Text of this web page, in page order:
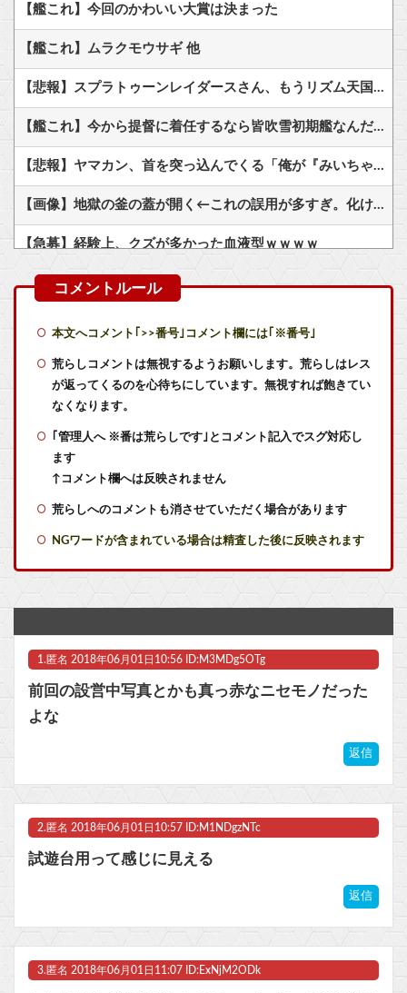
【艦これ】今回のかわいい大賞は決まった
【艦これ】ムラクモウサギ 他
【悲報】スプラトゥーンレイダースさん、もうリズム天国にアマゾンランキングで敗北wwwwwwwww
【艦これ】今から提督に着任するなら皆吹雪初期艦なんだろうか
【悲報】ヤマカン、首を突っ込んでくる「俺が『みいちゃんと山田さん』のアニメ監督やりますよ？」
【画像】地獄の釜の蓋が開く←これの誤用が多すぎ。化け物が沢山出てくるイメージ持ってる奴間違ってるぞ
【急募】経験上、クズが多かった血液型ｗｗｗｗ
『こいつのキャラデザ最高過ぎるやろ』ってなったゲームキャラｗｗｗｗ
キメラって倫理観無くせば普通に作れるんか？
【あるある】バリア忘れで龍処理が大惨事になる件
午後の授業中寝てそうなラブライブ！キャラ
GPSを利用したゲーム思いついた
【画像】「キム兄」こと芸人・木村祐一さん（63歳）、最新の松本人志さんとのツーショットが完全に別人だとネット騒然！ 「マジで誰かわからん」「激ヤセしてイケおじに」
任天堂‥売上高5,178 億円（-9.5 ％）営業利益 1,425 億円（+150.5 %）
【にじさんじ】りかしぃ悲鳴が迫真すぎる
令和版両津勘吉の声優、マジで予想つかないｗｗｗｗ他
ビットコイン再び1600万円へ。ドル円は147円に
Powered by livedoor 相互RSS
本文へコメント｢>>番号｣コメント欄には｢※番号｣
荒らしコメントは無視するようお願いします。荒らしはレス
が返ってくるのを心待ちにしています。無視すれば飽きてい
なくなります。
｢管理人へ ※番は荒らしです｣とコメント記入でスグ対応し
ます
↑コメント欄へは反映されません
荒らしへのコメントも消させていただく場合があります
NGワードが含まれている場合は精査した後に反映されます
1. 匿名 2018年06月01日10:56 ID:M3MDg5OTg
前回の設営中写真とかも真っ赤なニセモノだった
よな
返信
2. 匿名 2018年06月01日10:57 ID:M1NDgzNTc
試遊台用って感じに見える
返信
3. 匿名 2018年06月01日11:07 ID:ExNjM2ODk